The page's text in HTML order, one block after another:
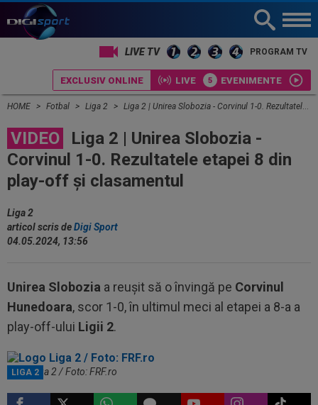
LIVE TV PROGRAM TV
EXCLUSIV ONLINE LIVE EVENIMENTE
HOME Fotbal Liga 2 Liga 2 | Unirea Slobozia - Corvinul 1-0. Rezultatele etapei 8 din play-off și clasamentul
VIDEO
Liga 2 | Unirea Slobozia -
Corvinul 1-0. Rezultatele etapei 8 din
play-off și clasamentul
Liga 2
articol scris deDigi Sport
04.05.2024, 13:56
Unirea Slobozia a reușit să o învingă pe Corvinul
Hunedoara, scor 1-0, în ultimul meci al etapei a 8-a a
play-off-ului Ligii 2.
LIGA 2
Logo Liga 2 / Foto: FRF.ro